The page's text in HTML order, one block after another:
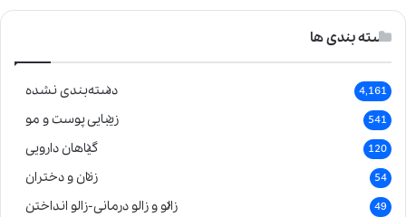
دسته بندی ها
دسته‌بندی نشده 4,161
زیبایی پوست و مو 541
گیاهان دارویی 120
زنان و دختران 54
زالو و زالو درمانی-زالو انداختن 49